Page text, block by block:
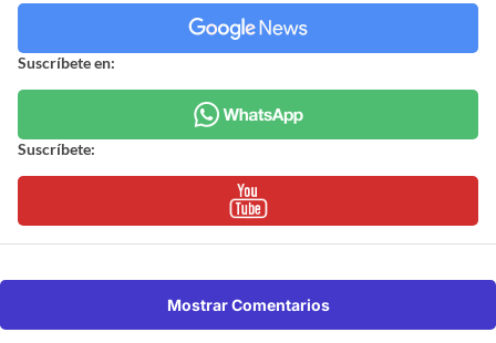
Suscríbete en:
Suscríbete:
Mostrar Comentarios